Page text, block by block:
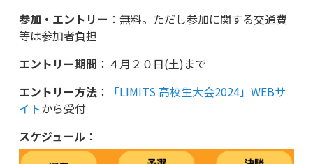
参加・エントリー ：無料。ただし参加に関する交通費
等は参加者負担
エントリー期間 ：４月２０日(土)まで
エントリー方法：
「LIMITS 高校生大会2024」WEBサ
イトから受付
スケジュール ：